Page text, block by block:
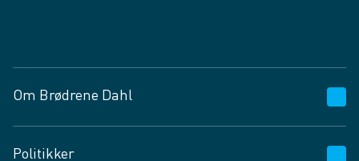
Om Brødrene Dahl
Politikker